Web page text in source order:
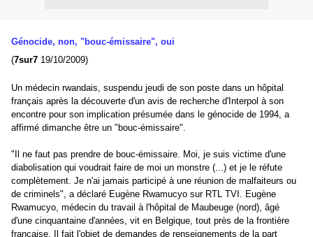
Génocide, non, "bouc-émissaire", oui
(7sur7 19/10/2009)
Un médecin rwandais, suspendu jeudi de son poste dans un hôpital
français après la découverte d'un avis de recherche d'Interpol à son
encontre pour son implication présumée dans le génocide de 1994, a
affirmé dimanche être un "bouc-émissaire".
"Il ne faut pas prendre de bouc-émissaire. Moi, je suis victime d'une
diabolisation qui voudrait faire de moi un monstre (...) et je le réfute
complètement. Je n'ai jamais participé à une réunion de malfaiteurs ou
de criminels", a déclaré Eugène Rwamucyo sur RTL TVI. Eugène
Rwamucyo, médecin du travail à l'hôpital de Maubeuge (nord), âgé
d'une cinquantaine d'années, vit en Belgique, tout près de la frontière
française. Il fait l'objet de demandes de renseignements de la part